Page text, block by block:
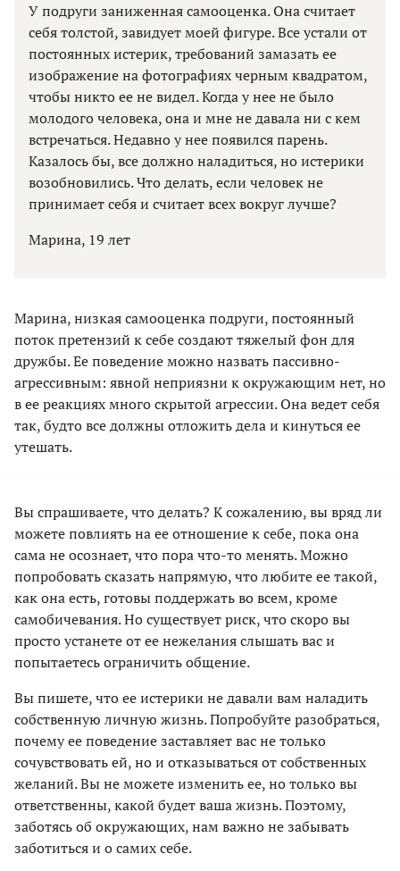
У подруги заниженная самооценка. Она считает
себя толстой, завидует моей фигуре. Все устали от
постоянных истерик, требований замазать ее
изображение на фотографиях черным квадратом,
чтобы никто ее не видел. Когда у нее не было
молодого человека, она и мне не давала ни с кем
встречаться. Недавно у нее появился парень.
Казалось бы, все должно наладиться, но истерики
возобновились. Что делать, если человек не
принимает себя и считает всех вокруг лучше?
Марина, 19 лет
Марина, низкая самооценка подруги, постоянный
поток претензий к себе создают тяжелый фон для
дружбы. Ее поведение можно назвать пассивно-
агрессивным: явной неприязни к окружающим нет, но
в ее реакциях много скрытой агрессии. Она ведет себя
так, будто все должны отложить дела и кинуться ее
утешать.
Вы спрашиваете, что делать? К сожалению, вы вряд ли
можете повлиять на ее отношение к себе, пока она
сама не осознает, что пора что-то менять. Можно
попробовать сказать напрямую, что любите ее такой,
как она есть, готовы поддержать во всем, кроме
самобичевания. Но существует риск, что скоро вы
просто устанете от ее нежелания слышать вас и
попытаетесь ограничить общение.
Вы пишете, что ее истерики не давали вам наладить
собственную личную жизнь. Попробуйте разобраться,
почему ее поведение заставляет вас не только
сочувствовать ей, но и отказываться от собственных
желаний. Вы не можете изменить ее, но только вы
ответственны, какой будет ваша жизнь. Поэтому,
заботясь об окружающих, нам важно не забывать
заботиться и о самих себе.